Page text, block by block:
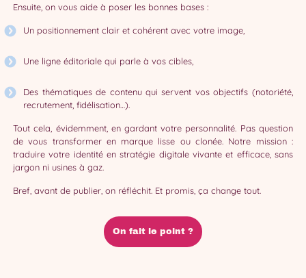
Ensuite, on vous aide à poser les bonnes bases :
Un positionnement clair et cohérent avec votre image,
Une ligne éditoriale qui parle à vos cibles,
Des thématiques de contenu qui servent vos objectifs (notoriété,
recrutement, fidélisation…).
Tout cela, évidemment, en gardant votre personnalité. Pas question
de vous transformer en marque lisse ou clonée. Notre mission :
traduire votre identité en stratégie digitale vivante et efficace, sans
jargon ni usines à gaz.
Bref, avant de publier, on réfléchit. Et promis, ça change tout.
On fait le point ?